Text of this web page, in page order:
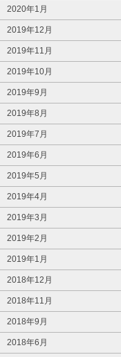
2020年1月
2019年12月
2019年11月
2019年10月
2019年9月
2019年8月
2019年7月
2019年6月
2019年5月
2019年4月
2019年3月
2019年2月
2019年1月
2018年12月
2018年11月
2018年9月
2018年6月